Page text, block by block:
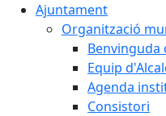
Ajuntament
Organització
Benvinguda
Equip
Agenda
Consistori